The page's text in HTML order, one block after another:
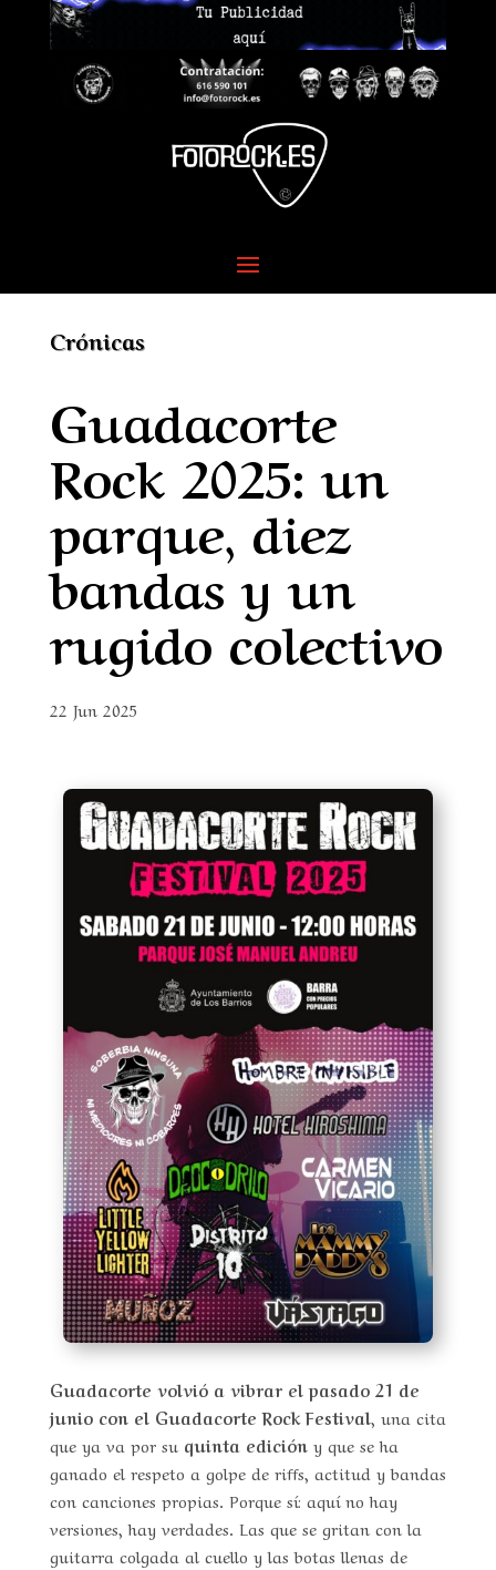
Crónicas
Guadacorte
Rock 2025: un
parque, diez
bandas y un
rugido colectivo
22 Jun 2025
Guadacorte volvió a vibrar el pasado 21 de
junio con el Guadacorte Rock Festival, una cita
que ya va por su quinta edicióny que se ha
ganado el respeto a golpe de riffs, actitud y bandas
con canciones propias. Porque sí: aquí no hay
versiones, hay verdades. Las que se gritan con la
guitarra colgada al cuello y las botas llenas de